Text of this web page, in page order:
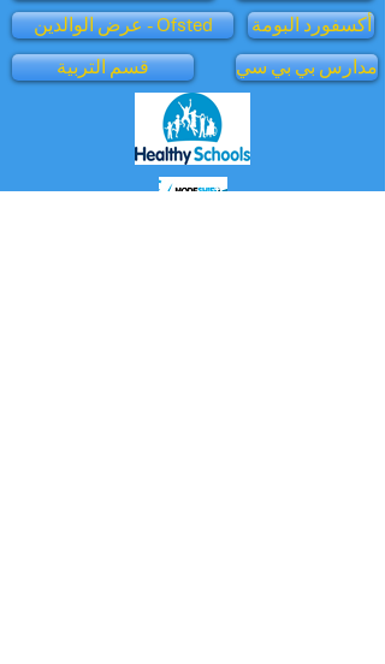
عرض الوالدين - Ofsted
أكسفورد البومة
قسم التربية
مدارس بي بي سي